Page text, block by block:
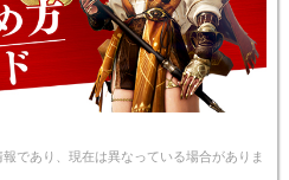
であり、現在は異なっている場合がありま